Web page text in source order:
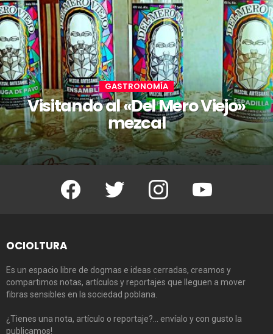
GASTRONOMÍA
Visitando al «Del Mero Viejo»
mezcal
Facebook Twitter Instagram Youtube
OCIOLTURA
Es un espacio libre de dogmas e ideas cerradas, creamos y
compartimos notas, artículos y reportajes que lleguen a mover
fibras sensibles en la sociedad poblana.
¿Tienes una nota, artículo o reportaje?… envíalo y con gusto la
publicamos!